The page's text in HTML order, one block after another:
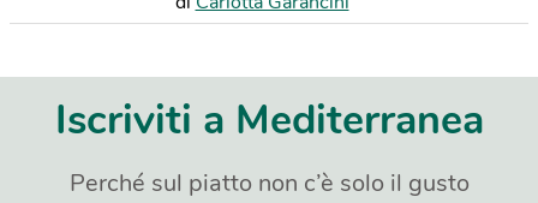
Iscriviti a Mediterranea
Perché sul piatto non c’è solo il gusto